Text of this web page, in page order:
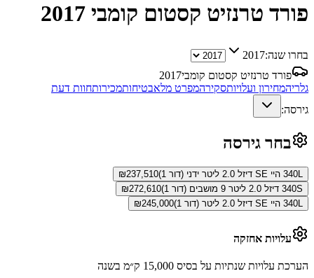
פורד טרנזיט קסטום קומבי 2017
בחרו שנה:2017
פורד טרנזיט קסטום קומבי2017
גלריהמחירון ועלויותסקירהמפרט מלאבטיחותמכירותחוות דעת
גירסה:
בחר גירסה
340L היי SE דיזל 2.0 ליטר ידני (דור 1) ₪237,510
340S דיזל 2.0 ליטר 9 מושבים (דור 1)
₪272,610
340L היי SE דיזל 2.0 ליטר (דור 1)
₪245,000
עלויות אחזקה
הערכת עלויות שנתיות על בסיס 15,000 ק״מ בשנה